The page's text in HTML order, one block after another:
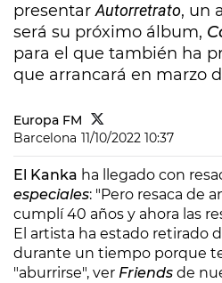
presentarAutorretrato, un
será su próximo álbum,
para el que también ha
que arrancará en marzo
Europa FM
Barcelona 11/10/2022 10:37
El Kanka ha llegado con
especiales: "Pero resaca de
cumplí 40 años y ahora las
El artista ha estado retirado
durante un tiempo porque
"aburrirse", ver Friends de